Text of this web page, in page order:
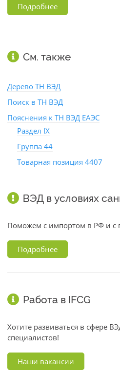
Подробнее
См. также
Дерево ТН ВЭД
Поиск в ТН ВЭД
Пояснения к ТН ВЭД ЕАЭС
Раздел IX
Группа 44
Товарная позиция 4407
ВЭД в условиях
Поможем с импортом в РФ и с
Подробнее
Работа в IFCG
Хотите развиваться в сфере
специалистов!
Наши вакансии